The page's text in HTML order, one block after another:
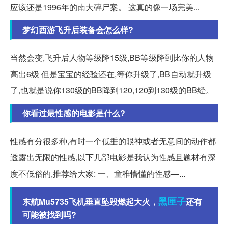
应该还是1996年的南大碎尸案。 这真的像一场完美...
梦幻西游飞升后装备会怎么样?
当然会变,飞升后人物等级降15级,BB等级降到比你的人物
高出6级 但是宝宝的经验还在,等你升级了,BB自动就升级
了,也就是说你130级的BB降到120,120到130级的BB经。
你看过最性感的电影是什么?
性感有分很多种,有时一个低垂的眼神或者无意间的动作都
透露出无限的性感,以下几部电影是我认为性感且题材有深
度不低俗的,推荐给大家: 一、童稚懵懂的性感—...
东航Mu5735飞机垂直坠毁燃起大火， 黑匣子还有
可能被找到吗?